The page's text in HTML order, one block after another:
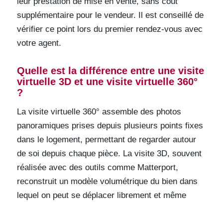
supplémentaire pour le vendeur. Il est conseillé de
vérifier ce point lors du premier rendez-vous avec
votre agent.
Quelle est la différence entre une visite
virtuelle 3D et une visite virtuelle 360°
?
La visite virtuelle 360° assemble des photos
panoramiques prises depuis plusieurs points fixes
dans le logement, permettant de regarder autour
de soi depuis chaque pièce. La visite 3D, souvent
réalisée avec des outils comme Matterport,
reconstruit un modèle volumétrique du bien dans
lequel on peut se déplacer librement et même